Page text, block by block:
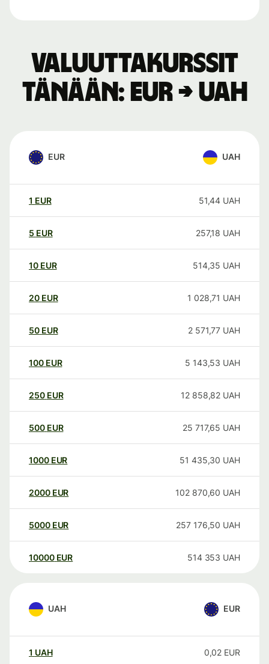
Valuuttakurssit
tänään: EUR → UAH
EUR UAH
1 EUR 51,44 UAH
5 EUR 257,18 UAH
10 EUR 514,35 UAH
20 EUR 1 028,71 UAH
50 EUR 2 571,77 UAH
100 EUR 5 143,53 UAH
250 EUR 12 858,82 UAH
500 EUR 25 717,65 UAH
1000 EUR 51 435,30 UAH
2000 EUR 102 870,60 UAH
5000 EUR 257 176,50 UAH
10000 EUR 514 353 UAH
UAH EUR
1 UAH 0,02 EUR